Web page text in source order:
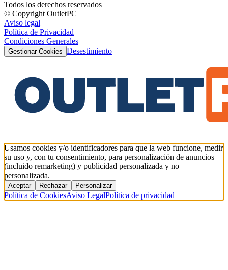
Todos los derechos reservados
© Copyright OutletPC
Aviso legal
Política de Privacidad
Condiciones Generales
Gestionar Cookies Desestimiento
Usamos cookies y/o identificadores para que la web funcione, medir
su uso y, con tu consentimiento, para personalización de anuncios
(incluido remarketing) y publicidad personalizada y no
personalizada.
Aceptar Rechazar Personalizar
Política de CookiesAviso LegalPolítica de privacidad